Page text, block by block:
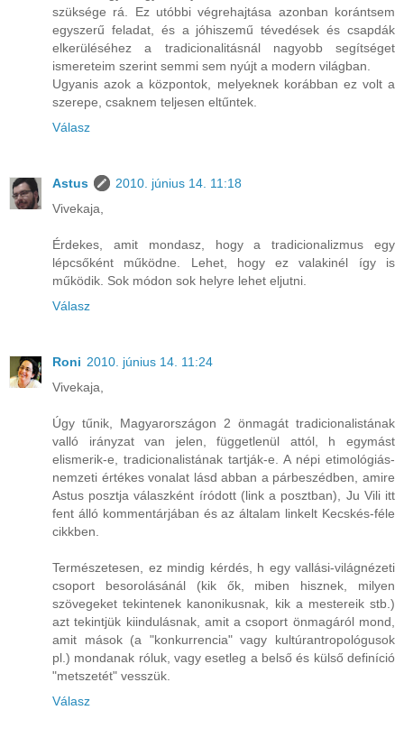
szüksége rá. Ez utóbbi végrehajtása azonban korántsem
egyszerű feladat, és a jóhiszemű tévedések és csapdák
elkerüléséhez a tradicionalitásnál nagyobb segítséget
ismereteim szerint semmi sem nyújt a modern világban.
Ugyanis azok a központok, melyeknek korábban ez volt a
szerepe, csaknem teljesen eltűntek.
Válasz
Astus
2010. június 14. 11:18
Vivekaja,
Érdekes, amit mondasz, hogy a tradicionalizmus egy
lépcsőként működne. Lehet, hogy ez valakinél így is
működik. Sok módon sok helyre lehet eljutni.
Válasz
Roni 2010. június 14. 11:24
Vivekaja,
Úgy tűnik, Magyarországon 2 önmagát tradicionalistának
valló irányzat van jelen, függetlenül attól, h egymást
elismerik-e, tradicionalistának tartják-e. A népi etimológiás-
nemzeti értékes vonalat lásd abban a párbeszédben, amire
Astus posztja válaszként íródott (link a posztban), Ju Vili itt
fent álló kommentárjában és az általam linkelt Kecskés-féle
cikkben.
Természetesen, ez mindig kérdés, h egy vallási-világnézeti
csoport besorolásánál (kik ők, miben hisznek, milyen
szövegeket tekintenek kanonikusnak, kik a mestereik stb.)
azt tekintjük kiindulásnak, amit a csoport önmagáról mond,
amit mások (a "konkurrencia" vagy kultúrantropológusok
pl.) mondanak róluk, vagy esetleg a belső és külső definíció
"metszetét" vesszük.
Válasz